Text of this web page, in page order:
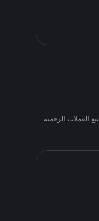
بيع العملات الرقمية